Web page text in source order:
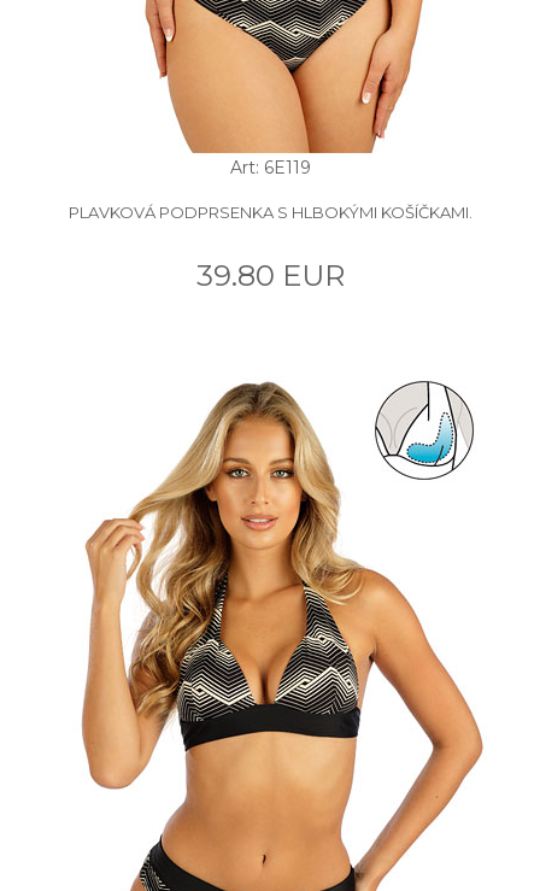
Art: 6E119
PLAVKOVÁ PODPRSENKA S HLBOKÝMI KOŠÍČKAMI.
39.80 EUR